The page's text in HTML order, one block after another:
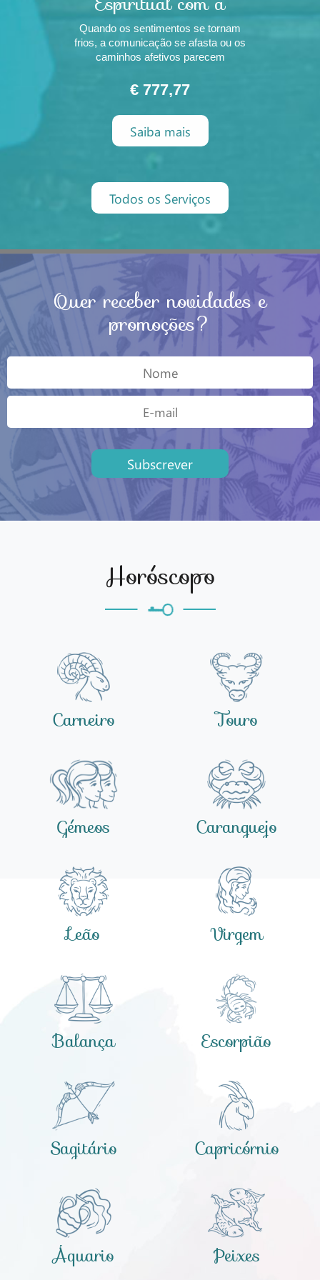
Energia de Exu
Morcego
Quando os sentimentos se tornam
frios, a comunicação se afasta ou os
caminhos afetivos parecem
procuram auxílio espiritual para
restaurar a harmonia, a receptividade
e a aproximação emocional. O
Adoçamento Espiritual com a Energia
de Exu Morcego é um trabalho
€ 777,77
Saiba mais
Todos os Serviços
Quer receber novidades e
promoções?
Subscrever
Horóscopo
Carneiro Touro
Gémeos Caranguejo
Leão Virgem
Balança Escorpião
Sagitário Capricórnio
Áquario Peixes